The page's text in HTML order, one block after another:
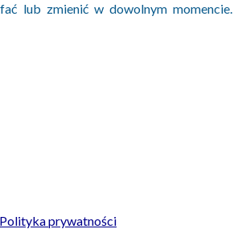
lub zmienić w dowolnym momencie.
Polityka prywatności
e-mail: pomoc@luksmann.pl.